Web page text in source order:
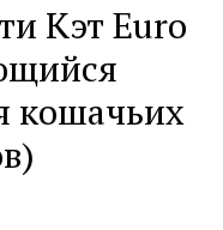
Кэт Euro
кошачьих